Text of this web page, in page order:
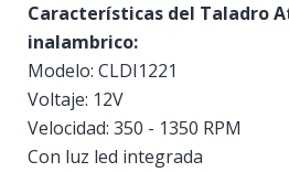
Características del Taladro
inalambrico:
Modelo: CLDI1221
Voltaje: 12V
Velocidad: 350 - 1350 RPM
Con luz led integrada